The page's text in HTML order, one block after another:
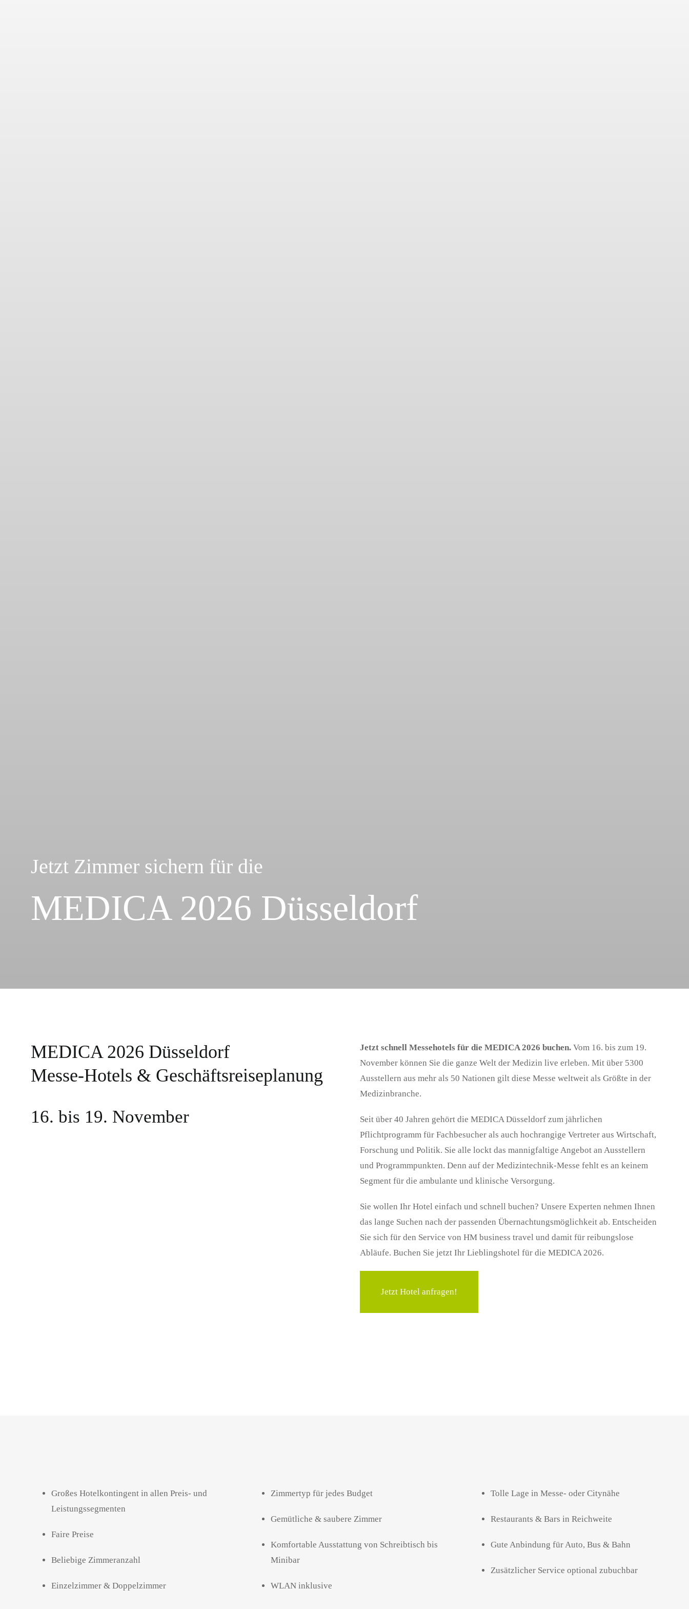
Jetzt Zimmer sichern für die
MEDICA 2026 Düsseldorf
MEDICA 2026 Düsseldorf
Messe-Hotels & Geschäftsreiseplanung
16. bis 19. November
Jetzt schnell Messehotels für die MEDICA 2026 buchen. Vom 16. bis zum 19.
November können Sie die ganze Welt der Medizin live erleben. Mit über 5300
Ausstellern aus mehr als 50 Nationen gilt diese Messe weltweit als Größte in der
Medizinbranche.
Seit über 40 Jahren gehört die MEDICA Düsseldorf zum jährlichen
Pflichtprogramm für Fachbesucher als auch hochrangige Vertreter aus Wirtschaft,
Forschung und Politik. Sie alle lockt das mannigfaltige Angebot an Ausstellern
und Programmpunkten. Denn auf der Medizintechnik-Messe fehlt es an keinem
Segment für die ambulante und klinische Versorgung.
Sie wollen Ihr Hotel einfach und schnell buchen? Unsere Experten nehmen Ihnen
das lange Suchen nach der passenden Übernachtungsmöglichkeit ab. Entscheiden
Sie sich für den Service von HM business travel und damit für reibungslose
Abläufe. Buchen Sie jetzt Ihr Lieblingshotel für die MEDICA 2026.
Jetzt Hotel anfragen!
Großes Hotelkontingent in allen Preis- und
Leistungssegmenten
Faire Preise
Beliebige Zimmeranzahl
Einzelzimmer & Doppelzimmer
Zimmertyp für jedes Budget
Gemütliche& saubereZimmer
Komfortable Ausstattung von Schreibtisch bis
Minibar
WLAN inklusive
Tolle Lage in Messe- oder Citynähe
Restaurants & Bars in Reichweite
Gute Anbindung für Auto, Bus & Bahn
Zusätzlicher Service optional zubuchbar